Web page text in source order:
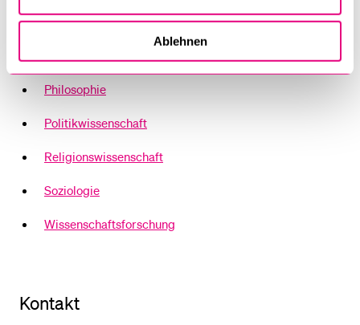
Ablehnen
Geschichte
Judaistik
Philosophie
Politikwissenschaft
Religionswissenschaft
Soziologie
Wissenschaftsforschung
Kontakt